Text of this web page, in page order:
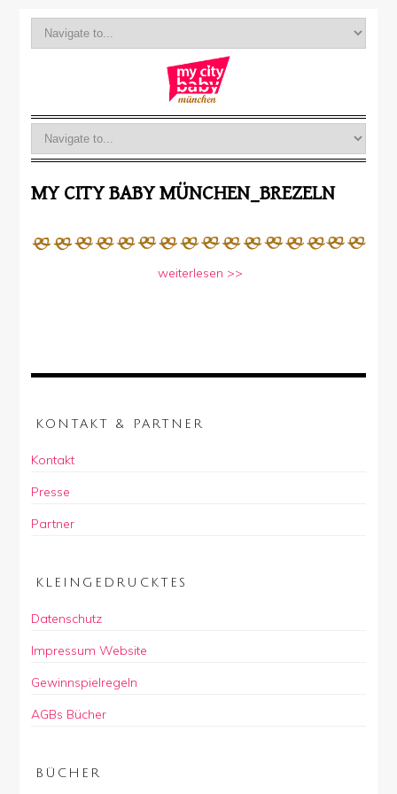
MY CITY BABY MÜNCHEN_BREZELN
weiterlesen >>
KONTAKT & PARTNER
Kontakt
Presse
Partner
KLEINGEDRUCKTES
Datenschutz
Impressum Website
Gewinnspielregeln
AGBs Bücher
BÜCHER